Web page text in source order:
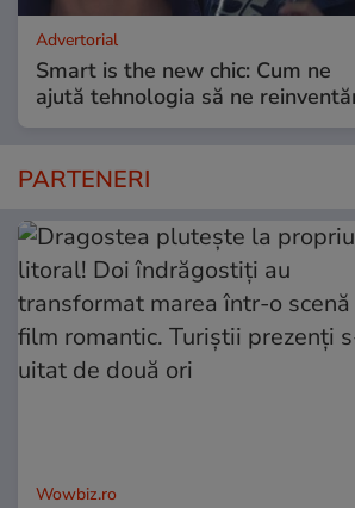
Advertorial
Smart is the new chic: Cum ne
ajută tehnologia să ne
PARTENERI
Wowbiz.ro